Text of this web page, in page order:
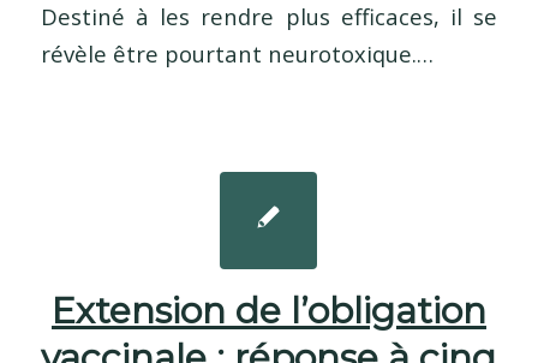
Destiné à les rendre plus efficaces, il se
révèle être pourtant neurotoxique.…
Extension de l’obligation